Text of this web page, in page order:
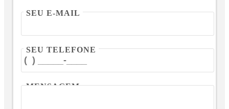
SEU E-MAIL
SEU TELEFONE
MENSAGEM